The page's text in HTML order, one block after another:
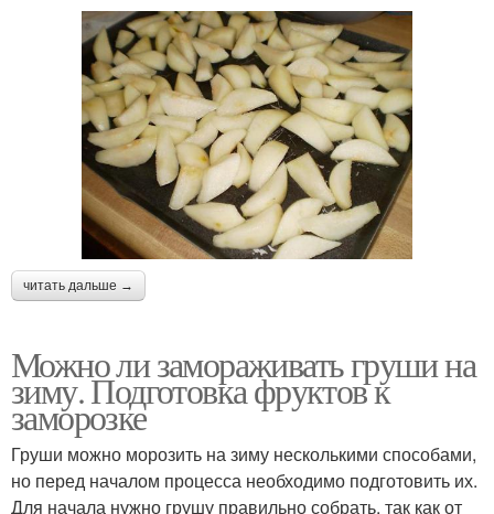
читать дальше →
Можно ли замораживать груши на
зиму. Подготовка фруктов к
заморозке
Груши можно морозить на зиму несколькими способами,
но перед началом процесса необходимо подготовить их.
Для начала нужно грушу правильно собрать, так как от